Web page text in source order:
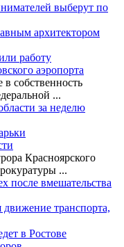
выберут по
архитектором
работу
аэропорта
собственность
...
за неделю
Красноярского
...
после вмешательства
движение транспорта,
в Ростове